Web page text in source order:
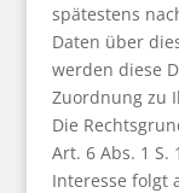
spätestens
Daten über
werden diese
Zuordnung zu
Die
Art. 6 Abs. 1 S.
Interesse folgt